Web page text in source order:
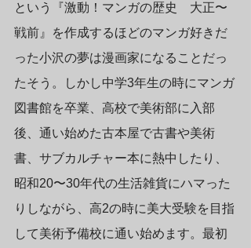
という『激動！マンガの歴史　大正〜
戦前』を作成するほどのマンガ好きだ
った小沢の夢は漫画家になることだっ
たそう。しかし中学3年生の時にマンガ
図書館を卒業、高校で美術部に入部
後、通い始めた古本屋で古書や美術
書、サブカルチャー本に熱中したり、
昭和20〜30年代の生活雑貨にハマった
りしながら、高2の時に美大受験を目指
して美術予備校に通い始めます。最初